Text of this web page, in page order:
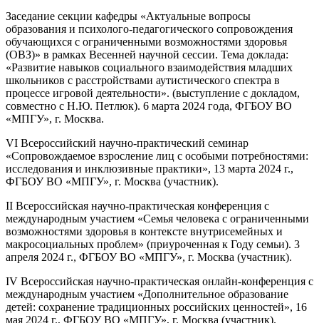
Заседание секции кафедры «Актуальные вопросы
образования и психолого-педагогического сопровождения
обучающихся с ограниченными возможностями здоровья
(ОВЗ)» в рамках Весенней научной сессии. Тема доклада:
«Развитие навыков социального взаимодействия младших
школьников с расстройствами аутистического спектра в
процессе игровой деятельности». (выступление с докладом,
совместно с Н.Ю. Петлюк). 6 марта 2024 года, ФГБОУ ВО
«МПГУ», г. Москва.
VI Всероссийский научно-практический семинар
«Сопровождаемое взросление лиц с особыми потребностями:
исследования и инклюзивные практики», 13 марта 2024 г.,
ФГБОУ ВО «МПГУ», г. Москва (участник).
II Всероссийская научно-практическая конференция с
международным участием «Семья человека с ограниченными
возможностями здоровья в контексте внутрисемейных и
макросоциальных проблем» (приуроченная к Году семьи). 3
апреля 2024 г., ФГБОУ ВО «МПГУ», г. Москва (участник).
IV Всероссийская научно-практическая онлайн-конференция с
международным участием «Дополнительное образование
детей: сохранение традиционных российских ценностей», 16
мая 2024 г., ФГБОУ ВО «МПГУ», г. Москва (участник).